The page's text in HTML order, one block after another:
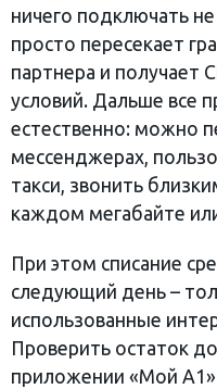
ничего подключать
просто пересекает
партнера и получает
условий. Дальше все
естественно: можно
мессенджерах,
такси, звонить
каждом мегабайте
При этом списание
следующий день –
использованные
Проверить остаток
приложении «Мой